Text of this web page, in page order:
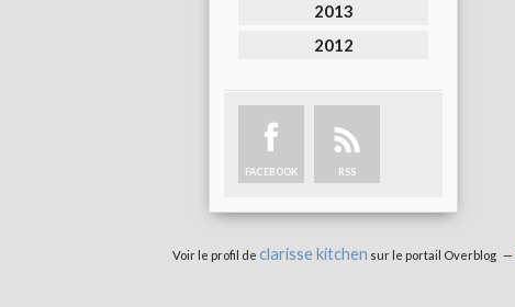
2013
2012
FACEBOOK RSS
Voir le profil de clarisse kitchen sur le portail Overblog